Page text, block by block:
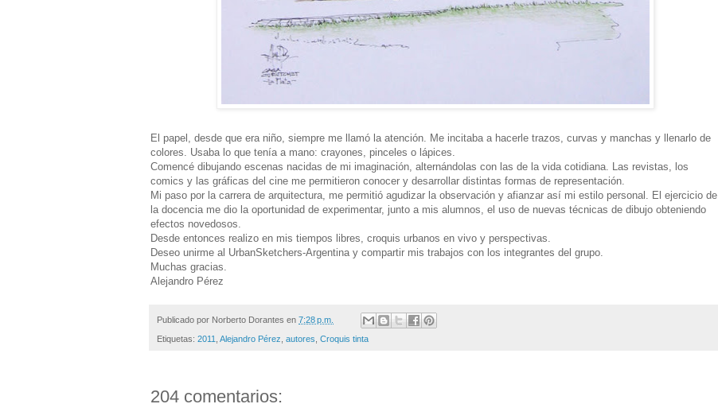
El papel, desde que era niño, siempre me llamó la atención. Me incitaba a hacerle trazos, curvas y manchas y llenarlo de
colores. Usaba lo que tenía a mano: crayones, pinceles o lápices.
Comencé dibujando escenas nacidas de mi imaginación, alternándolas con las de la vida cotidiana. Las revistas, los
comics y las gráficas del cine me permitieron conocer y desarrollar distintas formas de representación.
Mi paso por la carrera de arquitectura, me permitió agudizar la observación y afianzar así mi estilo personal. El ejercicio de
la docencia me dio la oportunidad de experimentar, junto a mis alumnos, el uso de nuevas técnicas de dibujo obteniendo
efectos novedosos.
Desde entonces realizo en mis tiempos libres, croquis urbanos en vivo y perspectivas.
Deseo unirme al UrbanSketchers-Argentina y compartir mis trabajos con los integrantes del grupo.
Muchas gracias.
Alejandro Pérez
Publicado por Norberto Dorantes en 7:28 p.m.
Etiquetas: 2011, Alejandro Pérez, autores, Croquis tinta
204 comentarios: